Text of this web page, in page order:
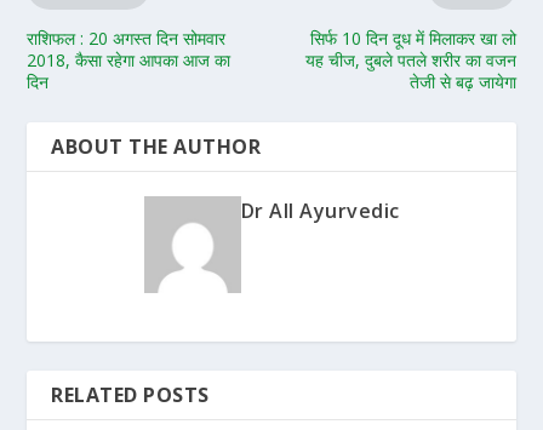
राशिफल : 20 अगस्त दिन सोमवार
2018, कैसा रहेगा आपका आज का
दिन
सिर्फ 10 दिन दूध में मिलाकर खा लो
यह चीज, दुबले पतले शरीर का वजन
तेजी से बढ़ जायेगा
ABOUT THE AUTHOR
Dr All Ayurvedic
RELATED POSTS